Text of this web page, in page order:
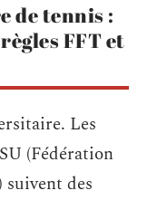
de tennis :
FFT et
Les
(Fédération
des